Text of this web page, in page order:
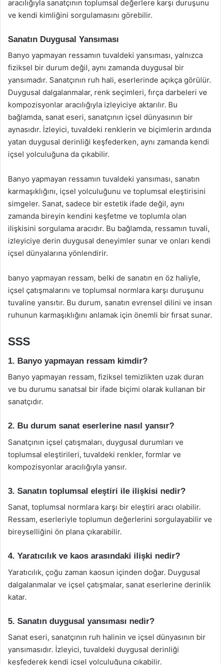
aracılığıyla sanatçının toplumsal değerlere karşı duruşunu
ve kendi kimliğini sorgulamasını görebilir.
Sanatın Duygusal Yansıması
Banyo yapmayan ressamın tuvaldeki yansıması, yalnızca
fiziksel bir durum değil, aynı zamanda duygusal bir
yansımadır. Sanatçının ruh hali, eserlerinde açıkça görülür.
Duygusal dalgalanmalar, renk seçimleri, fırça darbeleri ve
kompozisyonlar aracılığıyla izleyiciye aktarılır. Bu
bağlamda, sanat eseri, sanatçının içsel dünyasının bir
aynasıdır. İzleyici, tuvaldeki renklerin ve biçimlerin ardında
yatan duygusal derinliği keşfederken, aynı zamanda kendi
içsel yolculuğuna da çıkabilir.
Banyo yapmayan ressamın tuvaldeki yansıması, sanatın
karmaşıklığını, içsel yolculuğunu ve toplumsal eleştirisini
simgeler. Sanat, sadece bir estetik ifade değil, aynı
zamanda bireyin kendini keşfetme ve toplumla olan
ilişkisini sorgulama aracıdır. Bu bağlamda, ressamın tuvali,
izleyiciye derin duygusal deneyimler sunar ve onları kendi
içsel dünyalarına yönlendirir.
banyo yapmayan ressam, belki de sanatın en öz haliyle,
içsel çatışmalarını ve toplumsal normlara karşı duruşunu
tuvaline yansıtır. Bu durum, sanatın evrensel dilini ve insan
ruhunun karmaşıklığını anlamak için önemli bir fırsat sunar.
SSS
1. Banyo yapmayan ressam kimdir?
Banyo yapmayan ressam, fiziksel temizlikten uzak duran
ve bu durumu sanatsal bir ifade biçimi olarak kullanan bir
sanatçıdır.
2. Bu durum sanat eserlerine nasıl yansır?
Sanatçının içsel çatışmaları, duygusal durumları ve
toplumsal eleştirileri, tuvaldeki renkler, formlar ve
kompozisyonlar aracılığıyla yansır.
3. Sanatın toplumsal eleştiri ile ilişkisi nedir?
Sanat, toplumsal normlara karşı bir eleştiri aracı olabilir.
Ressam, eserleriyle toplumun değerlerini sorgulayabilir ve
bireyselliğini ön plana çıkarabilir.
4. Yaratıcılık ve kaos arasındaki ilişki nedir?
Yaratıcılık, çoğu zaman kaosun içinden doğar. Duygusal
dalgalanmalar ve içsel çatışmalar, sanat eserlerine derinlik
katar.
5. Sanatın duygusal yansıması nedir?
Sanat eseri, sanatçının ruh halinin ve içsel dünyasının bir
yansımasıdır. İzleyici, tuvaldeki duygusal derinliği
keşfederek kendi içsel yolculuğuna çıkabilir.